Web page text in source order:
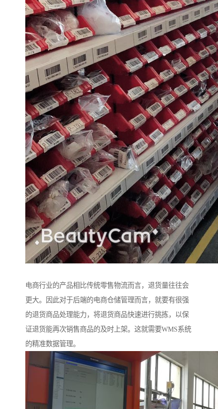
电商行业的产品相比传统零售物流而言，退货量往往会
更大。因此对于后端的电商仓储管理而言，就要有很强
的退货商品处理能力，将退货商品快速进行挑拣，以保
证退货能再次销售商品的及时上架。这就需要WMS系统
的精准数据管理。